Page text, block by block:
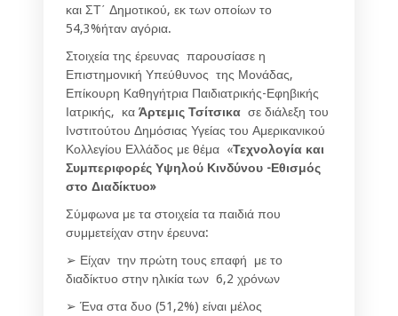
και ΣΤ΄ Δημοτικού, εκ των οποίων το
54,3%ήταν αγόρια.
Στοιχεία της έρευνας παρουσίασε η
Επιστημονική Υπεύθυνος της Μονάδας,
Επίκουρη Καθηγήτρια Παιδιατρικής-Εφηβικής
Ιατρικής, κα Άρτεμις Τσίτσικα σε διάλεξη του
Ινστιτούτου Δημόσιας Υγείας του Αμερικανικού
Κολλεγίου Ελλάδος με θέμα «Τεχνολογία και
Συμπεριφορές Υψηλού Κινδύνου -Εθισμός
στο Διαδίκτυο»
Σύμφωνα με τα στοιχεία τα παιδιά που
συμμετείχαν στην έρευνα:
➢ Είχαν την πρώτη τους επαφή με το
διαδίκτυο στην ηλικία των 6,2 χρόνων
➢ Ένα στα δυο (51,2%) είναι μέλος